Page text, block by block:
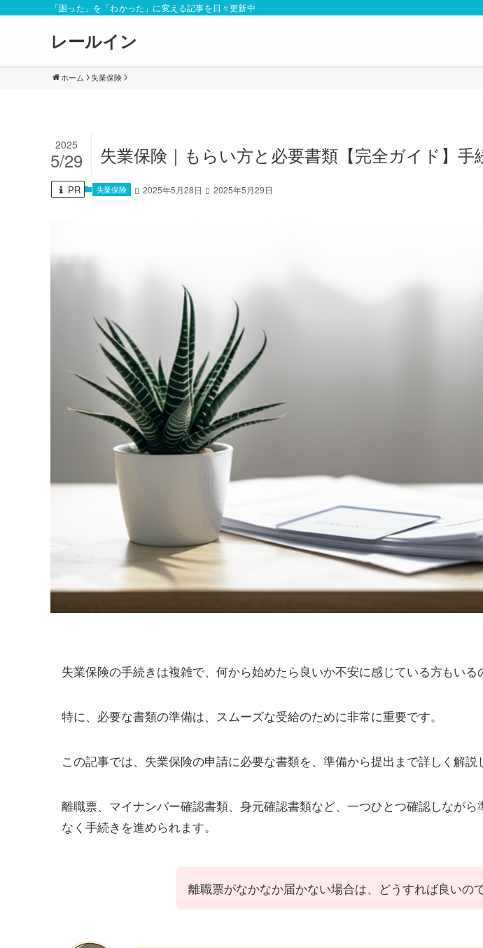
「困った」を「わかった」に変える記事を日々更新中
レールイン
ホーム 失業保険
失業保険｜もらい方と必要書類【完全ガイド】手
2025
5/29
PR 失業保険 2025年5月28日 2025年5月29日
失業保険の手続きは複雑で、何から始めたら良いか不安に感じている方もいる
特に、必要な書類の準備は、スムーズな受給のために非常に重要です。
この記事では、失業保険の申請に必要な書類を、準備から提出まで詳しく解説
離職票、マイナンバー確認書類、身元確認書類など、一つひとつ確認しなが
なく手続きを進められます。
離職票がなかなか届かない場合は、どうすれば良いの